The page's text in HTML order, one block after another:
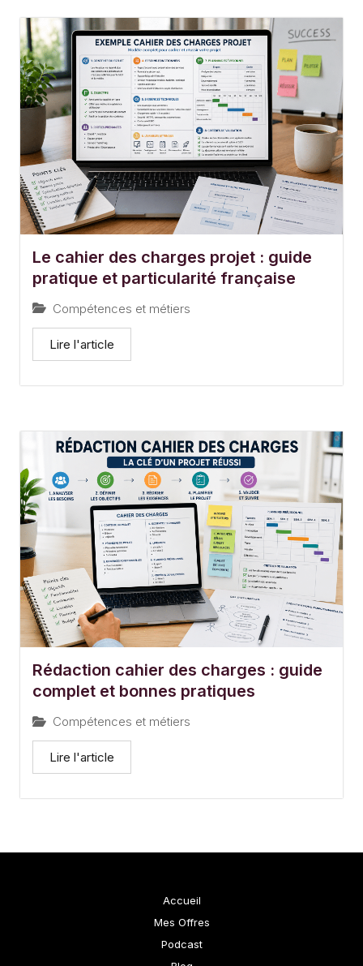
Le cahier des charges projet : guide
pratique et particularité française
Compétences et métiers
Lire l'article
Rédaction cahier des charges : guide
complet et bonnes pratiques
Compétences et métiers
Lire l'article
Accueil
Mes Offres
Podcast